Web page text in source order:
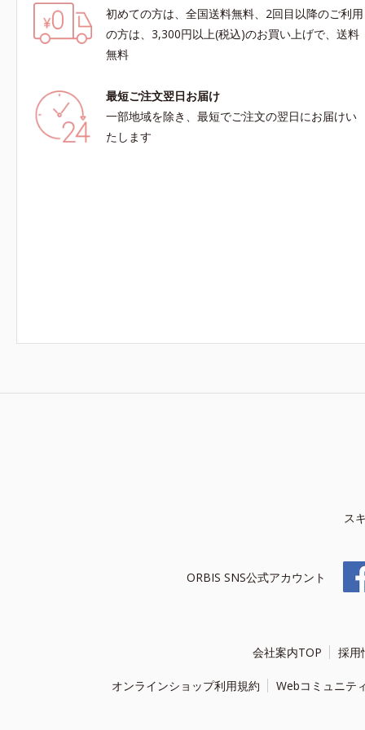
初めての方は、全国送料無料、2回目以降のご利用
の方は、3,300円以上(税込)のお買い上げで、送料
無料
最短ご注文翌日お届け
一部地域を除き、最短でご注文の翌日にお届けい
たします
ス
ORBIS SNS公式アカウント
会社案内TOP 採用
オンラインショップ利用規約 Webコミュニテ